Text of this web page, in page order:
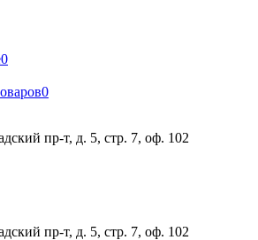
0
0
пр-т, д. 5, стр. 7, оф. 102
пр-т, д. 5, стр. 7, оф. 102